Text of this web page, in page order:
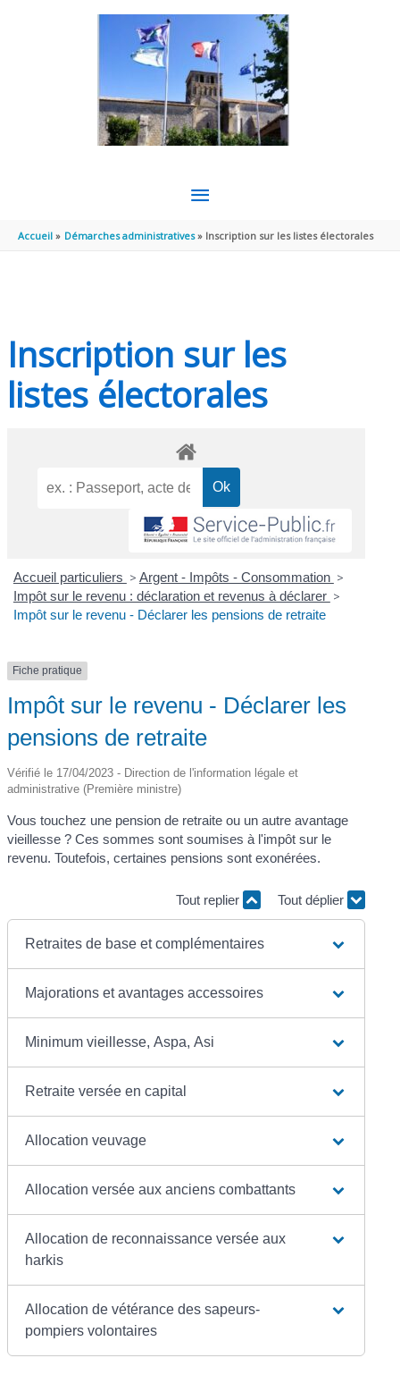
MENU
PRINCIPAL
Accueil Démarches administratives Inscription sur les listes électorales
Inscription sur les
listes électorales
Accueil particuliers > Argent - Impôts - Consommation >
Impôt sur le revenu : déclaration et revenus à déclarer >
Impôt sur le revenu - Déclarer les pensions de retraite
Fiche pratique
Impôt sur le revenu - Déclarer les
pensions de retraite
Vérifié le 17/04/2023 - Direction de l'information légale et
administrative (Première ministre)
Vous touchez une pension de retraite ou un autre avantage
vieillesse ? Ces sommes sont soumises à l'impôt sur le
revenu. Toutefois, certaines pensions sont exonérées.
Tout replier Tout déplier
Retraites de base et complémentaires
Majorations et avantages accessoires
Minimum vieillesse, Aspa, Asi
Retraite versée en capital
Allocation veuvage
Allocation versée aux anciens combattants
Allocation de reconnaissance versée aux
harkis
Allocation de vétérance des sapeurs-
pompiers volontaires